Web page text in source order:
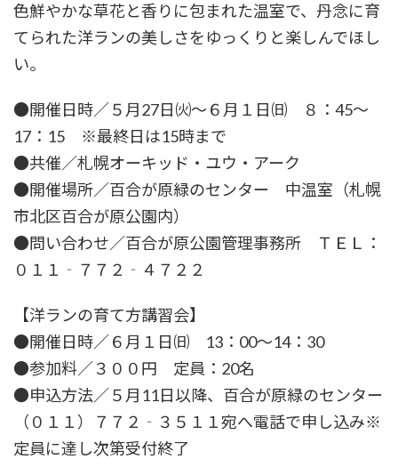
色鮮やかな草花と香りに包まれた温室で、丹念に育
てられた洋ランの美しさをゆっくりと楽しんでほし
い。
●開催日時／５月27日㈫～６月１日㈰ ８：45～
17：15 ※最終日は15時まで
●共催／札幌オーキッド・ユウ・アーク
●開催場所／百合が原緑のセンター 中温室（札幌
市北区百合が原公園内）
●問い合わせ／百合が原公園管理事務所 ＴＥＬ：
０１１‐７７２‐４７２２
【洋ランの育て方講習会】
●開催日時／６月１日㈰ 13：00～14：30
●参加料／３００円 定員：20名
●申込方法／５月11日以降、百合が原緑のセンター
（０１１）７７２‐３５１１宛へ電話で申し込み※
定員に達し次第受付終了